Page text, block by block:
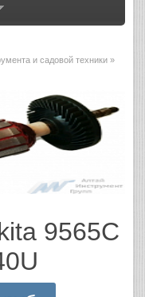
и садовой техники »
9565С